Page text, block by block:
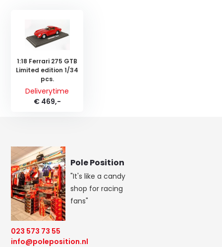
1:18 Ferrari 275 GTB
Limited edition 1/34
pcs.
Deliverytime
€ 469,-
Pole Position
"It's like a candy
shop for racing
fans"
023 573 73 55
info@poleposition.nl